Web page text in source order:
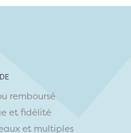
remboursé
et fidélité
et multiples